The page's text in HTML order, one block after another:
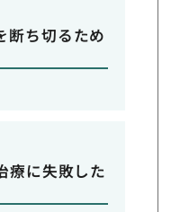
断ち切るため
療に失敗した